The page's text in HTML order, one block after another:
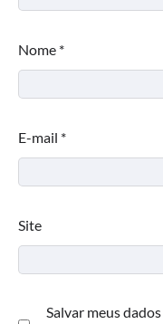
Nome *
E-mail *
Site
Salvar meus